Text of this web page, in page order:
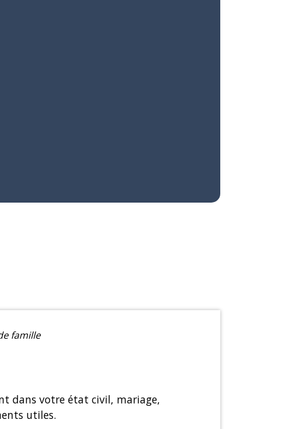
famille
dans votre état civil, mariage,
utiles.